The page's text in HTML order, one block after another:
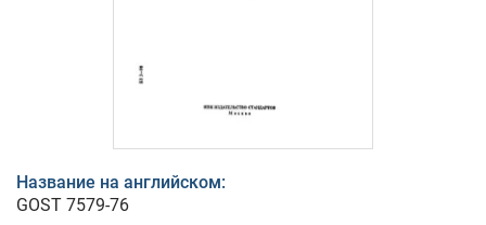
Название на английском:
GOST 7579-76